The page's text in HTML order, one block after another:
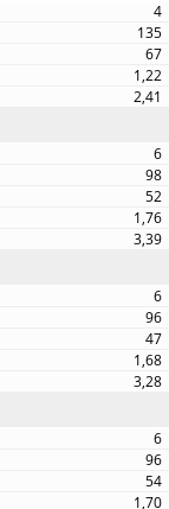
4
135
67
1,22
2,41
6
98
52
1,76
3,39
6
96
47
1,68
3,28
6
96
54
1,70